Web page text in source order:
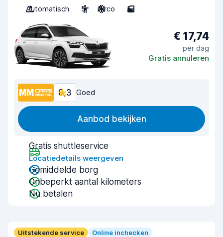
Automatisch
5 Airco 5
€ 17,74
per dag
Gratis annuleren
8,3 Goed
Aanbod bekijken
Gratis shuttleservice
Locatiedetails weergeven
Gemiddelde borg
Onbeperkt aantal kilometers
Nu betalen
Uitstekende service Online inchecken